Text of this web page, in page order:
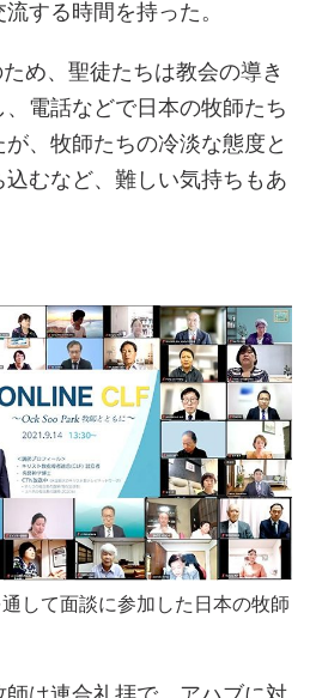
する時間を持った。
め、聖徒たちは教会の導き
電話などで日本の牧師たち
、牧師たちの冷淡な態度と
むなど、難しい気持ちもあ
して面談に参加した日本の牧師